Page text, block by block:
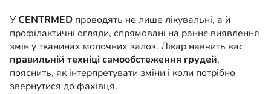
УCENTRMED проводять не лише лікувальні, а й
профілактичні огляди, спрямовані на раннє виявлення
змін у тканинах молочних залоз. Лікар навчить вас
правильній техніці самообстеження грудей,
пояснить, як інтерпретувати зміни і коли потрібно
звернутися до фахівця.